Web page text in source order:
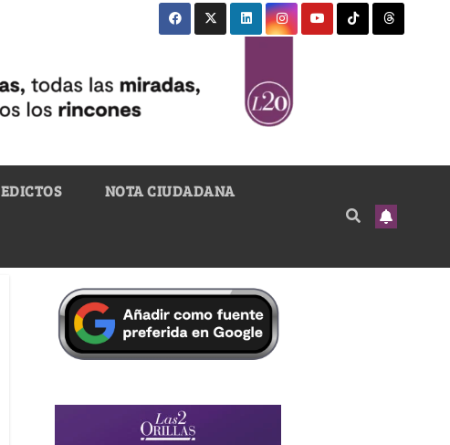
EDICTOS NOTA CIUDADANA